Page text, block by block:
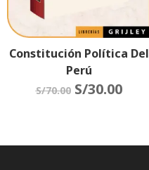
Constitución Política Del
Perú
S/70.00 S/30.00